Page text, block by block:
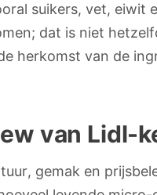
suikers, vet, eiwit
dat is niet
herkomst van de
van Lidl-
gemak en